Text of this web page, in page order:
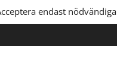
offert och boka
endast nödvändiga